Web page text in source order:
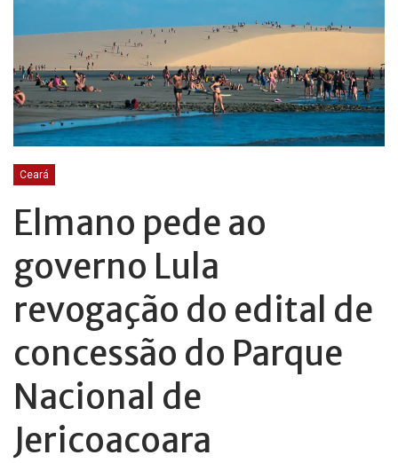
Ceará
Elmano pede ao
governo Lula
revogação do edital de
concessão do Parque
Nacional de
Jericoacoara